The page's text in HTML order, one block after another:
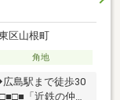
区山根町
角地
島駅まで徒歩30
「近鉄の仲